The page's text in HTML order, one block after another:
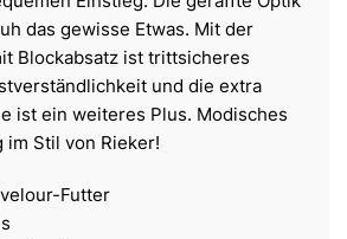
das gewisse Etwas. Mit der
Blockabsatz ist trittsicheres
und die extra
ist ein weiteres Plus. Modisches
im Stil von Rieker!
Futter